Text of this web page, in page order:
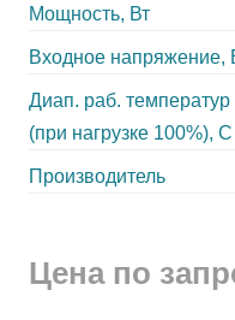
Мощность, Вт
Входное напряжение,
Диап. раб. температур
(при нагрузке 100%), C
Производитель
Цена по